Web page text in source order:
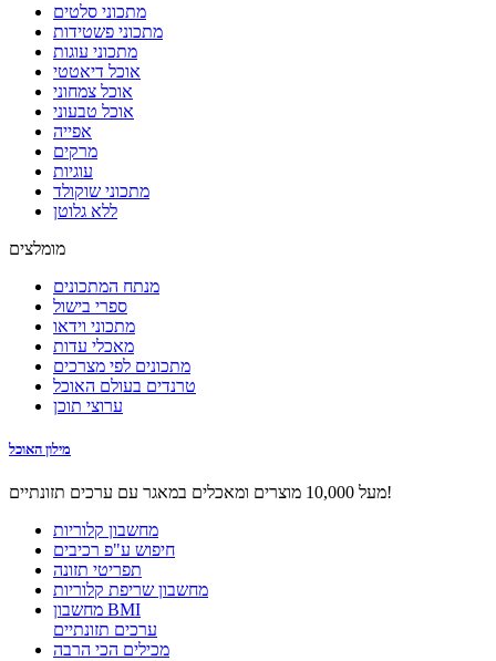
מתכוני סלטים
מתכוני פשטידות
מתכוני עוגות
אוכל דיאטטי
אוכל צמחוני
אוכל טבעוני
אפייה
מרקים
עוגיות
מתכוני שוקולד
ללא גלוטן
מומלצים
מנתח המתכונים
ספרי בישול
מתכוני וידאו
מאכלי עדות
מתכונים לפי מצרכים
טרנדים בעולם האוכל
ערוצי תוכן
מילון האוכל
מעל 10,000 מוצרים ומאכלים במאגר עם ערכים תזונתיים!
מחשבון קלוריות
חיפוש ע"פ רכיבים
תפריטי תזונה
מחשבון שריפת קלוריות
מחשבון BMI
ערכים תזונתיים
מכילים הכי הרבה